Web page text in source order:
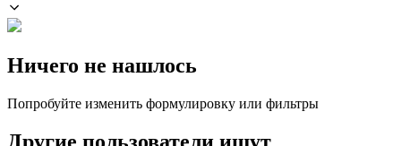
Ничего не нашлось
Попробуйте изменить формулировку или фильтры
Другие пользователи ищут